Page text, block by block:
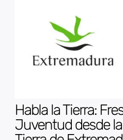
Habla la Tierra:
Juventud desde la